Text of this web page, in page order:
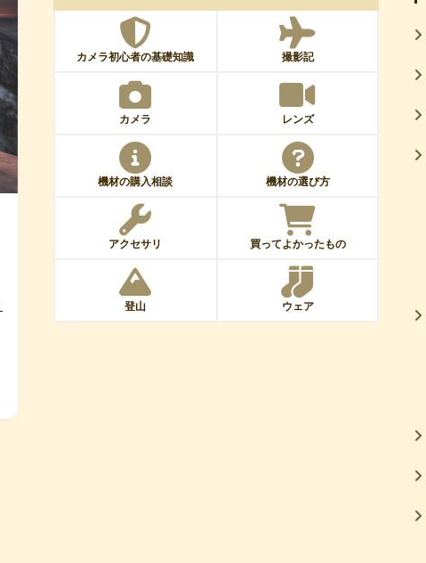
カメラ初心者の基礎知識 撮影記
カメラ レンズ
機材の購入相談 機材の選び方
アクセサリ 買ってよかったもの
登山 ウェア